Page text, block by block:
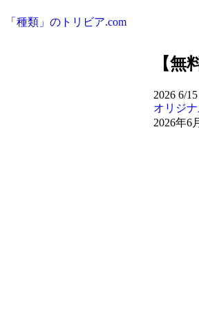
「種類」のトリビア.com
【無
2026 6/15
オリジ
2026年6